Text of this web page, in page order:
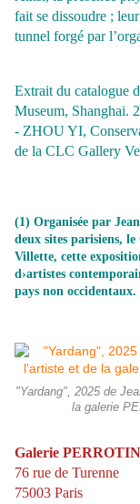
fait se dissoudre ;
tunnel forgé par
Extrait du catalogue
Museum, Shanghai.
- ZHOU YI,
de la CLC Gallery
(1) Organisée par
deux sites parisiens,
Villette, cette
d›artistes
pays non occidentaux.
"Yardang", 2025 de
la galerie
Galerie PERROTIN
76 rue de Turenne
75003 Paris